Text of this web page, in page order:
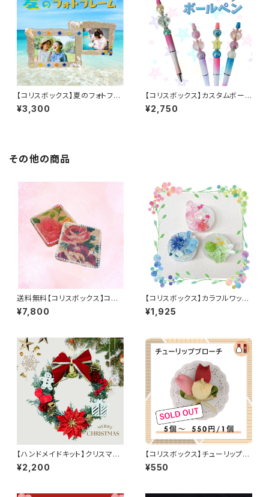
【コリスボックス】夏のフォトフレ
ーム 5個セット
¥3,300
【コリスボックス】カスタムボール
ペン 5個セット
¥2,750
その他の商品
送料無料【コリスボックス】コー
スターのデコパージュ 20個セ
ット
¥7,800
【コリスボックス】カラフルワック
スプレート 5個セット
¥1,925
【ハンドメイドキット】クリスマス
リース
¥2,200
【コリスボックス】チューリップブ
ローチ
¥550